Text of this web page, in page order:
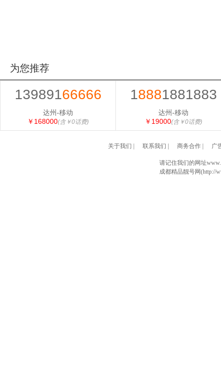
为您推荐
13989166666
达州-移动
￥168000(含￥0话费)
18881881883
达州-移动
￥19000(含￥0话费)
关于我们 联系我们 商务合作| 广
请记住我们的网址
成都精品靓号网(http://